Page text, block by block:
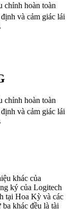
chỉnh hoàn toàn
và cảm giác lái
chỉnh hoàn toàn
và cảm giác lái
khác của
ký của Logitech
tại Hoa Kỳ và các
khác đều là tài